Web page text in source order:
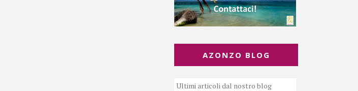
AZONZO BLOG
Ultimi articoli dal nostro blog